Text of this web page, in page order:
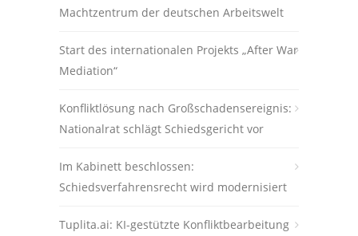
Machtzentrum der deutschen Arbeitswelt
Start des internationalen Projekts „After War
Mediation“
Konfliktlösung nach Großschadensereignis:
Nationalrat schlägt Schiedsgericht vor
Im Kabinett beschlossen:
Schiedsverfahrensrecht wird modernisiert
Tuplita.ai: KI-gestützte Konfliktbearbeitung